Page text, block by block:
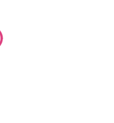
Ručně ozdobený kovový
silikonových korálků.